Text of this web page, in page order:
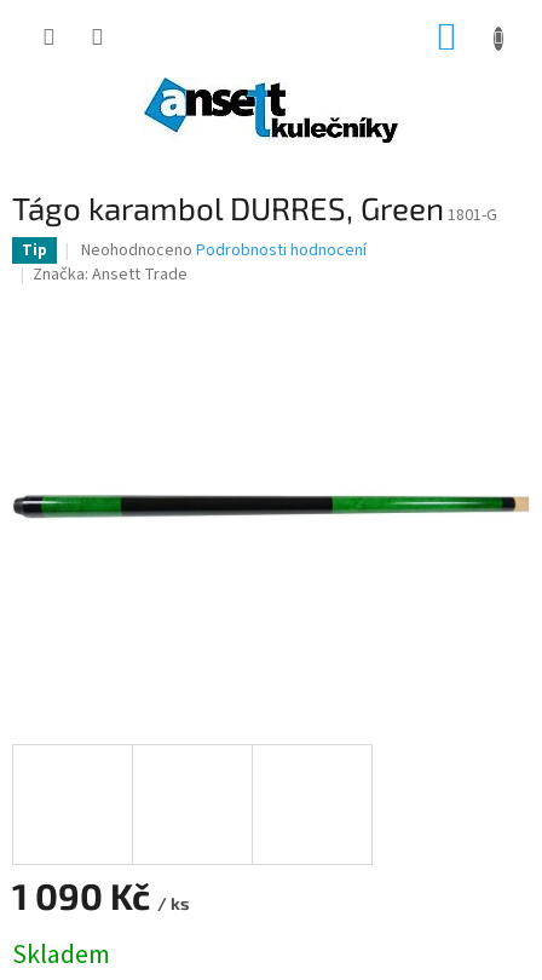
Tágo karambol DURRES, Green 1801-G
Tip
Průměrné
hodnocení
Neohodnoceno Podrobnosti hodnocení
Značka: Ansett Trade
1 090 Kč / ks
cena:
Skladem